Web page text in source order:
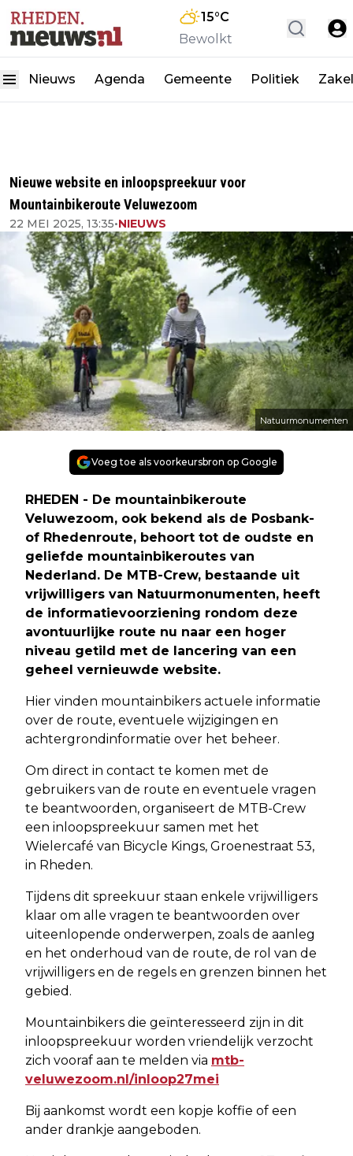
15°C
Bewolkt
Nieuws Agenda Gemeente Politiek
Nieuwe website en inloopspreekuur voor
Mountainbikeroute Veluwezoom
22 MEI 2025, 13:35•NIEUWS
Natuurmonumenten
Voeg toe als voorkeursbron op Google
RHEDEN - De mountainbikeroute
Veluwezoom, ook bekend als de Posbank-
of Rhedenroute, behoort tot de oudste en
geliefde mountainbikeroutes van
Nederland. De MTB-Crew, bestaande uit
vrijwilligers van Natuurmonumenten, heeft
de informatievoorziening rondom deze
avontuurlijke route nu naar een hoger
niveau getild met de lancering van een
geheel vernieuwde website.
Hier vinden mountainbikers actuele informatie
over de route, eventuele wijzigingen en
achtergrondinformatie over het beheer.
Om direct in contact te komen met de
gebruikers van de route en eventuele vragen
te beantwoorden, organiseert de MTB-Crew
een inloopspreekuur samen met het
Wielercafé van Bicycle Kings, Groenestraat 53,
in Rheden.
Tijdens dit spreekuur staan enkele vrijwilligers
klaar om alle vragen te beantwoorden over
uiteenlopende onderwerpen, zoals de aanleg
en het onderhoud van de route, de rol van de
vrijwilligers en de regels en grenzen binnen het
gebied.
Mountainbikers die geïnteresseerd zijn in dit
inloopspreekuur worden vriendelijk verzocht
zich vooraf aan te melden via mtb-
veluwezoom.nl/inloop27mei
Bij aankomst wordt een kopje koffie of een
ander drankje aangeboden.